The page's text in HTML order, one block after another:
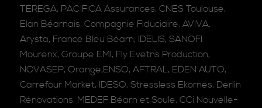
TEREGA, PACIFICA Assurances, CNES Toulouse,
Elan Béarnais, Compagnie Fiduciaire, AVIVA,
Arysta, France Bleu Béarn, IDELIS, SANOFI
Mourenx, Groupe EMI, Fly Evetns Production,
NOVASEP, Orange,ENSO, AFTRAL, EDEN AUTO,
Carrefour Market, IDESO, Stressless Ekornes, Derlin
Rénovations, MEDEF Béarn et Soule, CCi Nouvelle-